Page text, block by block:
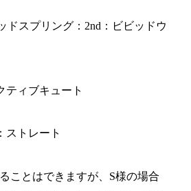
ドスプリング：2nd：ビビッドウ
ティブキュート
ストレート
ことはできますが、S様の場合